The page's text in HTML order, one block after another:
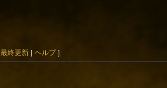
最終更新| ヘルプ]